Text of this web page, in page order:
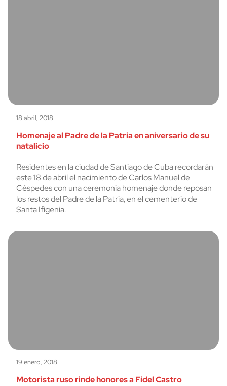
18 abril, 2018
Homenaje al Padre de la Patria en aniversario de su
natalicio
Residentes en la ciudad de Santiago de Cuba recordarán
este 18 de abril el nacimiento de Carlos Manuel de
Céspedes con una ceremonia homenaje donde reposan
los restos del Padre de la Patria, en el cementerio de
Santa Ifigenia.
19 enero, 2018
Motorista ruso rinde honores a Fidel Castro